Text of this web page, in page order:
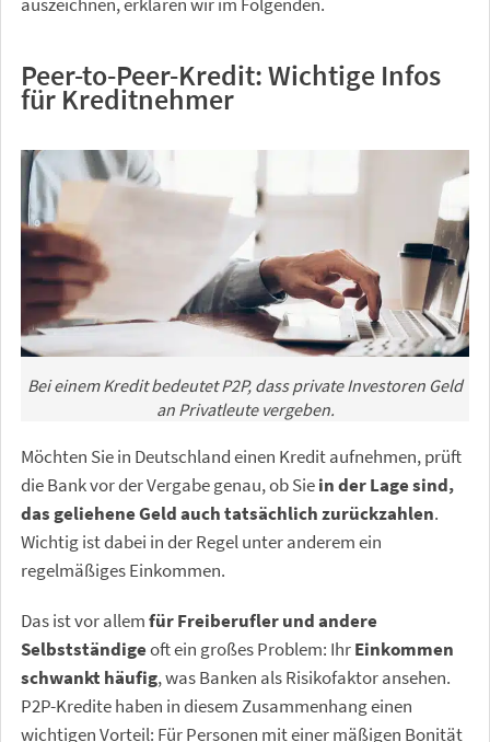
auszeichnen, erklären wir im Folgenden.
Peer-to-Peer-Kredit: Wichtige Infos
für Kreditnehmer
Bei einem Kredit bedeutet P2P, dass private Investoren Geld
an Privatleute vergeben.
Möchten Sie in Deutschland einen Kredit aufnehmen, prüft
die Bank vor der Vergabe genau, ob Siein der Lage sind,
das geliehene Geld auch tatsächlich zurückzahlen.
Wichtig ist dabei in der Regel unter anderem ein
regelmäßiges Einkommen.
Das ist vor allemfür Freiberufler und andere
Selbstständigeoft ein großes Problem: IhrEinkommen
schwankt häufig, was Banken als Risikofaktor ansehen.
P2P-Kredite haben in diesem Zusammenhang einen
wichtigen Vorteil: Für Personen mit einer mäßigen Bonität